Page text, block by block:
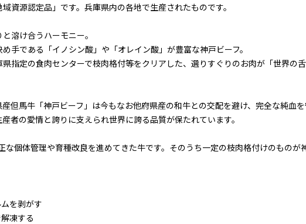
資源認定品」です。兵庫県内の各地で生産されたものです。
溶け合うハーモニー。
手である「イノシン酸」や「オレイン酸」が豊富な神戸ビーフ。
指定の食肉センターで枝肉格付等をクリアした、選りすぐりのお肉が「世界の
但馬牛「神戸ビーフ」は今もなお他府県産の和牛との交配を避け、完全な純血を
者の愛情と誇りに支えられ世界に誇る品質が保たれています。
個体管理や育種改良を進めてきた牛です。そのうち一定の枝肉格付けのものが
を剥がす
凍する